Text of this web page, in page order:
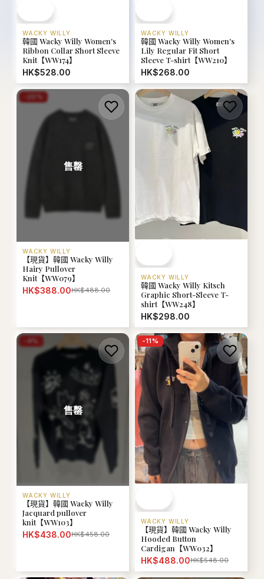
WACKY WILLY
韓國 Wacky Willy Women's
Ribbon Collar Short Sleeve
Knit【WW174】
HK$528.00
WACKY WILLY
韓國 Wacky Willy Women's
Lily Regular Fit Short
Sleeve T-shirt【WW210】
HK$268.00
售罄
WACKY WILLY
【現貨】韓國 Wacky Willy
Hairy Pullover
Knit【WW079】
HK$388.00HK$488.00
WACKY WILLY
韓國 Wacky Willy Kitsch
Graphic Short-Sleeve T-
shirt【WW248】
HK$298.00
4
售罄
WACKY WILLY
【現貨】韓國 Wacky Willy
Jacquard pullover
knit【WW103】
HK$438.00HK$458.00
-11%
WACKY WILLY
【現貨】韓國 Wacky Willy
Hooded Button
Cardigan【WW032】
HK$488.00HK$548.00